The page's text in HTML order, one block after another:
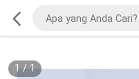
1 / 1